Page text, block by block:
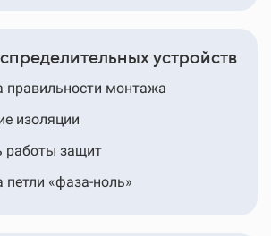
устройств
правильности монтажа
изоляции
работы защит
петли «фаза-ноль»